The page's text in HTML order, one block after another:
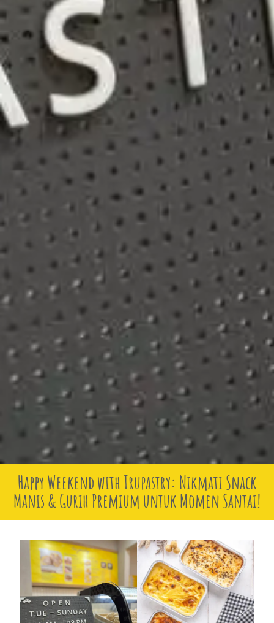
Happy Weekend with Trupastry: Nikmati Snack
Manis & Gurih Premium untuk Momen Santai!